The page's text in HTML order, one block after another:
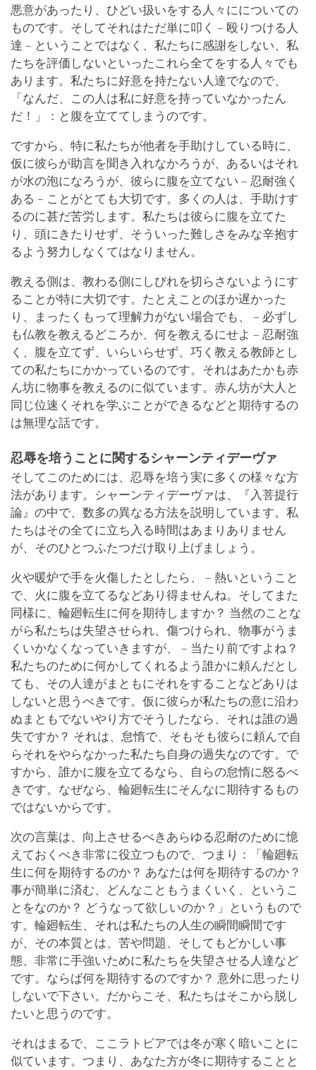
悪意があったり、ひどい扱いをする人々にについての
ものです。そしてそれはただ単に叩く – 殴りつける人
達 – ということではなく、私たちに感謝をしない、私
たちを評価しないといったこれら全てをする人々でも
あります。私たちに好意を持たない人達でなので、
「なんだ、この人は私に好意を持っていなかったん
だ！」：と腹を立ててしまうのです。
ですから、特に私たちが他者を手助けしている時に、
仮に彼らが助言を聞き入れなかろうが、あるいはそれ
が水の泡になろうが、彼らに腹を立てない – 忍耐強く
ある – ことがとても大切です。多くの人は、手助けす
るのに甚だ苦労します。私たちは彼らに腹を立てた
り、頭にきたりせず、そういった難しさをみな辛抱す
るよう努力しなくてはなりません。
教える側は、教わる側にしびれを切らさないようにす
ることが特に大切です。たとえことのほか遅かった
り、まったくもって理解力がない場合でも、 – 必ずし
も仏教を教えるどころか、何を教えるにせよ – 忍耐強
く、腹を立てず、いらいらせず、巧く教える教師とし
ての私たちにかかっているのです。それはあたかも赤
ん坊に物事を教えるのに似ています。赤ん坊が大人と
同じ位速くそれを学ぶことができるなどと期待するの
は無理な話です。
忍辱を培うことに関するシャーンティデーヴァ
そしてこのためには、忍辱を培う実に多くの様々な方
法があります。シャーンティデーヴァは、『入菩提行
論』の中で、数多の異なる方法を説明しています。私
たちはその全てに立ち入る時間はあまりありません
が、そのひとつふたつだけ取り上げましょう。
火や暖炉で手を火傷したとしたら、 – 熱いということ
で、火に腹を立てるなどあり得ませんね。そしてまた
同様に、輪廻転生に何を期待しますか？ 当然のことな
がら私たちは失望させられ、傷つけられ、物事がうま
くいかなくなっていきますが、 – 当たり前ですよね？
私たちのために何かしてくれるよう誰かに頼んだとし
ても、その人達がまともにそれをすることなどありは
しないと思うべきです。仮に彼らが私たちの意に沿わ
ぬまともでないやり方でそうしたなら、それは誰の過
失ですか？ それは、怠惰で、そもそも彼らに頼んで自
らそれをやらなかった私たち自身の過失なのです。で
すから、誰かに腹を立てるなら、自らの怠惰に怒るべ
きです。なぜなら、輪廻転生にそんなに期待するもの
ではないからです。
次の言葉は、向上させるべきあらゆる忍耐のために憶
えておくべき非常に役立つもので、つまり：「輪廻転
生に何を期待するのか？ あなたは何を期待するのか？
事が簡単に済む、どんなこともうまくいく、というこ
とをなのか？ どうなって欲しいのか？」というもので
す。輪廻転生、それは私たちの人生の瞬間瞬間です
が、その本質とは、苦や問題、そしてもどかしい事
態、非常に手強いために私たちを失望させる人達など
です。ならば何を期待するのですか？ 意外に思ったり
しないで下さい。だからこそ、私たちはそこから脱し
たいと思うのです。
それはまるで、ここラトビアでは冬が寒く暗いことに
似ています。つまり、あなた方が冬に期待することと